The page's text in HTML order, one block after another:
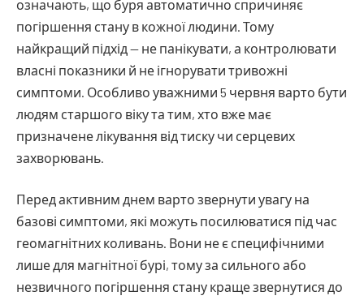
означають, що буря автоматично спричиняє
погіршення стану в кожної людини. Тому
найкращий підхід — не панікувати, а контролювати
власні показники й не ігнорувати тривожні
симптоми. Особливо уважними 5 червня варто бути
людям старшого віку та тим, хто вже має
призначене лікування від тиску чи серцевих
захворювань.
Перед активним днем варто звернути увагу на
базові симптоми, які можуть посилюватися під час
геомагнітних коливань. Вони не є специфічними
лише для магнітної бурі, тому за сильного або
незвичного погіршення стану краще звернутися до